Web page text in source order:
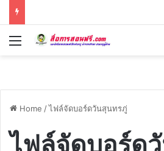
Menu
Home /ไฟล์จัดบอร์ดวันสุนทรภู่
ไฟล์จัดบอร์ด